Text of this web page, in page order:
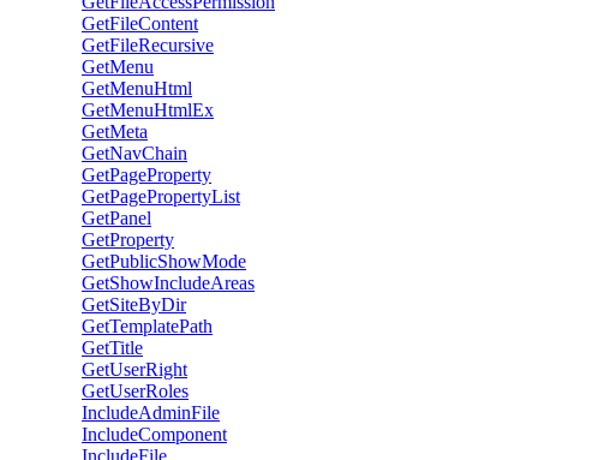
GetFileContent
GetFileRecursive
GetMenu
GetMenuHtml
GetMenuHtmlEx
GetMeta
GetNavChain
GetPageProperty
GetPagePropertyList
GetPanel
GetProperty
GetPublicShowMode
GetShowIncludeAreas
GetSiteByDir
GetTemplatePath
GetTitle
GetUserRight
GetUserRoles
IncludeAdminFile
IncludeComponent
IncludeFile